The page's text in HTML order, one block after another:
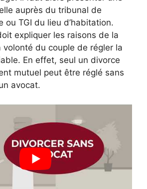
auprès du tribunal de
ou TGI du lieu d’habitation.
expliquer les raisons de la
volonté du couple de régler la
En effet, seul un divorce
mutuel peut être réglé sans
avocat.